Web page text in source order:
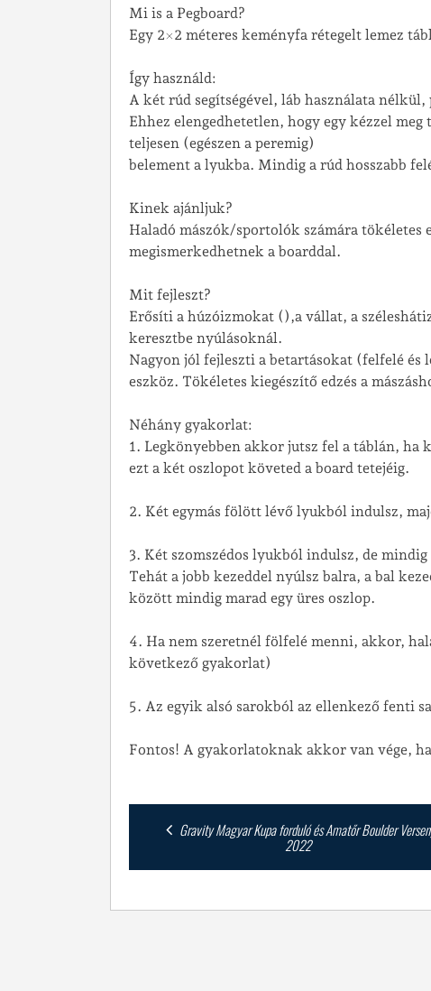
Mi is a Pegboard?
Egy 2×2 méteres keményfa rétegelt lemez
Így használd:
A két rúd segítségével, láb használata
Ehhez elengedhetetlen, hogy egy kézzel
teljesen (egészen a peremig)
belement a lyukba. Mindig a rúd hosszabb
Kinek ajánljuk?
Haladó mászók/sportolók számára tökéletes
megismerkedhetnek a boarddal.
Mit fejleszt?
Erősíti a húzóizmokat (),a vállat, a
keresztbe nyúlásoknál.
Nagyon jól fejleszti a betartásokat (felfelé és
eszköz. Tökéletes kiegészítő edzés a
Néhány gyakorlat:
1. Legkönyebben akkor jutsz fel a táblán, ha
ezt a két oszlopot követed a board tetejéig.
2. Két egymás fölött lévő lyukból indulsz,
3. Két szomszédos lyukból indulsz, de
Tehát a jobb kezeddel nyúlsz balra, a bal
között mindig marad egy üres oszlop.
4. Ha nem szeretnél fölfelé menni, akkor,
következő gyakorlat)
5. Az egyik alsó sarokból az ellenkező fenti
Fontos! A gyakorlatoknak akkor van vége,
Post
navigation
Gravity Magyar Kupa forduló és Amatőr Boulder
2022